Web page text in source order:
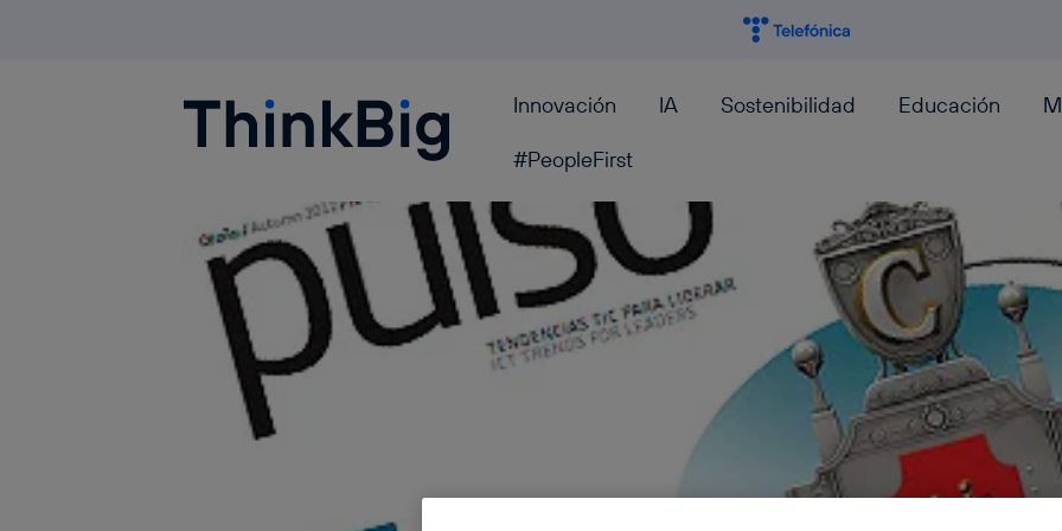
Blogthinkbig.com Innovación IA Sostenibilidad Educación
#PeopleFirst